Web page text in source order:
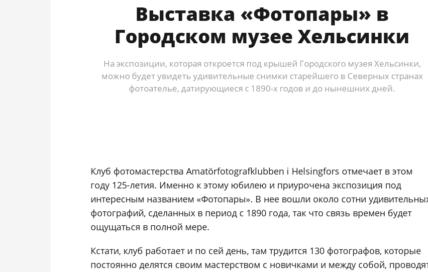
Выставка «Фотопары» в
Городском музее Хельсинки
На экспозиции, которая откроется под крышей Городского музея Хельсинки,
можно будет увидеть удивительные снимки старейшего в Северных странах
фотоателье, датирующиеся с 1890-х годов и до нынешних дней.
Клуб фотомастерства Amatörfotografklubben i Helsingfors отмечает в этом
году 125-летия. Именно к этому юбилею и приурочена экспозиция под
интересным названием «Фотопары». В нее вошли около сотни
фотографий, сделанных в период с 1890 года, так что связь времен будет
ощущаться в полной мере.
Кстати, клуб работает и по сей день, там трудится 130 фотографов, которые
постоянно делятся своим мастерством с новичками и между собой,